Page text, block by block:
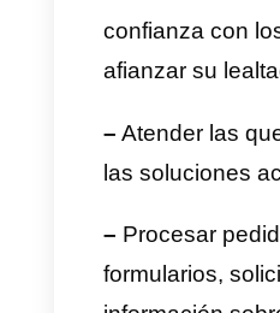
responder
presentar
empresa o
casos